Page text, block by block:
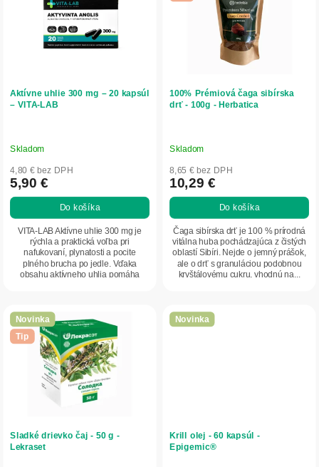
d
u
o
v
Aktívne uhlie 300 mg – 20 kapsúl
– VITA-LAB
Skladom
4,80 € bez DPH
5,90 €
Do košíka
VITA-LAB Aktívne uhlie 300 mg je
rýchla a praktická voľba pri
nafukovaní, plynatosti a pocite
plného brucha po jedle. Vďaka
obsahu aktívneho uhlia pomáha
100% Prémiová čaga sibírska
drť - 100g - Herbatica
Skladom
8,65 € bez DPH
10,29 €
Do košíka
Čaga sibírska drť je 100 % prírodná
vitálna huba pochádzajúca z čistých
oblastí Sibíri. Nejde o jemný prášok,
ale o drť s granuláciou podobnou
kryštálovému cukru, vhodnú na...
Novinka
Tip
Sladké drievko čaj - 50 g -
Lekraset
Novinka
Krill olej - 60 kapsúl -
Epigemic®